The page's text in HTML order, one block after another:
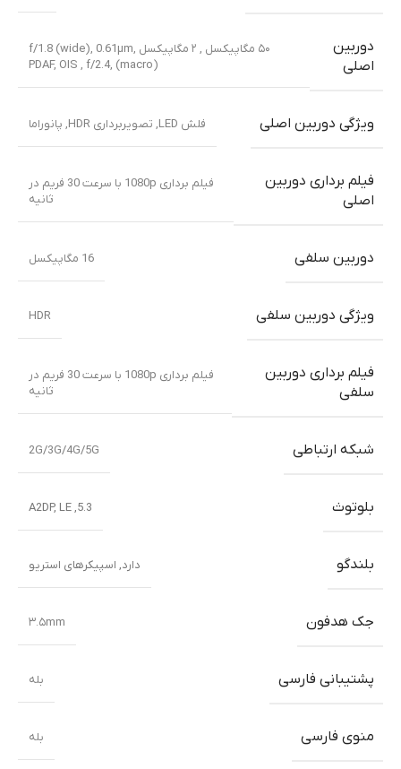
دوربین
اصلی
۵۰ مگاپیکسل , ۲ مگاپیکسل f/1.8 (wide), 0.61µm,
PDAF, OIS , f/2.4, (macro)
ویژگی دوربین اصلی فلش LED, تصویربرداری HDR, پانوراما
فیلم برداری دوربین
اصلی
فیلم برداری 1080p با سرعت 30 فریم در
ثانیه
دوربین سلفی 16 مگاپیکسل
ویژگی دوربین سلفی HDR
فیلم برداری دوربین
سلفی
فیلم برداری 1080p با سرعت 30 فریم در
ثانیه
شبکه ارتباطی 2G/3G/4G/5G
بلوتوث 5.3, A2DP, LE
بلندگو دارد, اسپیکرهای استریو
جک هدفون ۳.۵mm
پشتیبانی فارسی بله
منوی فارسی بله